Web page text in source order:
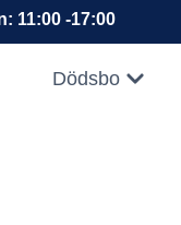
11:00 -17:00
Företag
Dödsbo